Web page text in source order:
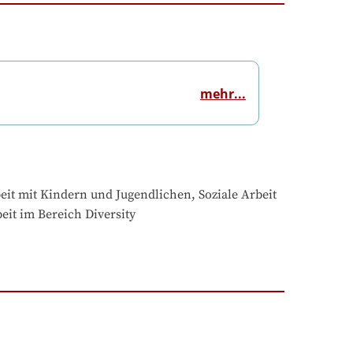
mehr...
mit Kindern und Jugendlichen, Soziale Arbeit
im Bereich Diversity